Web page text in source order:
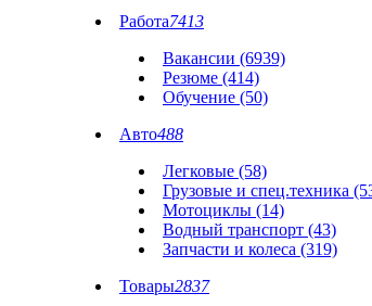
Работа7413
Вакансии (6939)
Резюме (414)
Обучение (50)
Авто488
Легковые (58)
Грузовые и спец.техника
Мотоциклы (14)
Водный транспорт (43)
Запчасти и колеса (319)
Товары2837